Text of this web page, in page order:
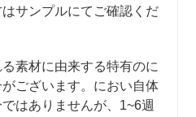
サンプルにてご確認くだ
素材に由来する特有のに
ございます。におい自体
はありませんが、1~6週